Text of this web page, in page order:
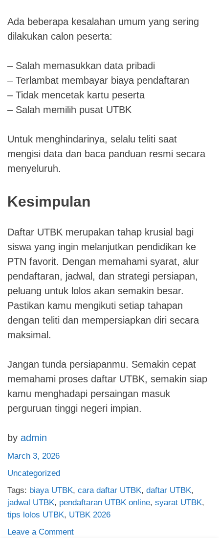
Ada beberapa kesalahan umum yang sering
dilakukan calon peserta:
– Salah memasukkan data pribadi
– Terlambat membayar biaya pendaftaran
– Tidak mencetak kartu peserta
– Salah memilih pusat UTBK
Untuk menghindarinya, selalu teliti saat
mengisi data dan baca panduan resmi secara
menyeluruh.
Kesimpulan
Daftar UTBK merupakan tahap krusial bagi
siswa yang ingin melanjutkan pendidikan ke
PTN favorit. Dengan memahami syarat, alur
pendaftaran, jadwal, dan strategi persiapan,
peluang untuk lolos akan semakin besar.
Pastikan kamu mengikuti setiap tahapan
dengan teliti dan mempersiapkan diri secara
maksimal.
Jangan tunda persiapanmu. Semakin cepat
memahami proses daftar UTBK, semakin siap
kamu menghadapi persaingan masuk
perguruan tinggi negeri impian.
by admin
March 3, 2026
Uncategorized
Tags: biaya UTBK, cara daftar UTBK, daftar UTBK,
jadwal UTBK, pendaftaran UTBK online, syarat UTBK,
tips lolos UTBK, UTBK 2026
Leave a Commenton